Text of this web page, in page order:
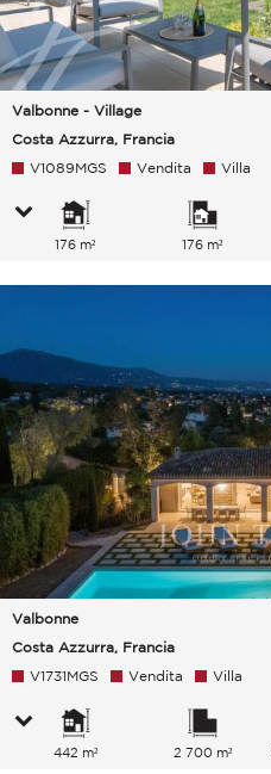
Valbonne - Village
Costa Azzurra, Francia
V1089MGS Vendita Villa
176 m² 176 m²
Valbonne
Costa Azzurra, Francia
V1731MGS Vendita Villa
442 m² 2 700 m²